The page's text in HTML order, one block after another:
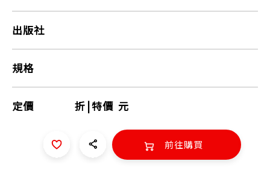
出版社
規格
定價 折 |特價 元
前往購買